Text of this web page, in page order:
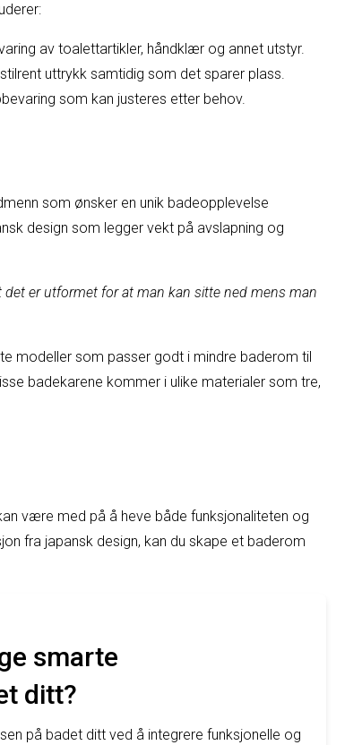
av toalettartikler, håndklær og annet utstyr.
uttrykk samtidig som det sparer plass.
som kan justeres etter behov.
som ønsker en unik badeopplevelse
design som legger vekt på avslapning og
det er utformet for at man kan sitte ned mens man
modeller som passer godt i mindre baderom til
badekarene kommer i ulike materialer som tre,
være med på å heve både funksjonaliteten og
fra japansk design, kan du skape et baderom
smarte
ditt?
på badet ditt ved å integrere funksjonelle og